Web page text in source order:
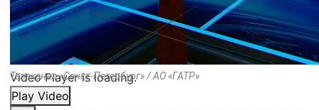
Video Player is loading.
Play Video
Телеканал «Санкт-Петербург» / АО «ГАТР»